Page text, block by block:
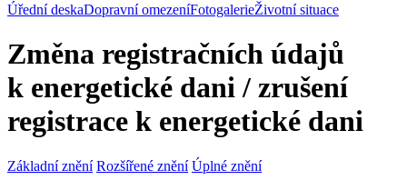
Úřední deskaDopravní omezeníFotogalerieŽivotní situace
Změna registračních údajů
k energetické dani / zrušení
registrace k energetické dani
Základní znění Rozšířené znění Úplné znění